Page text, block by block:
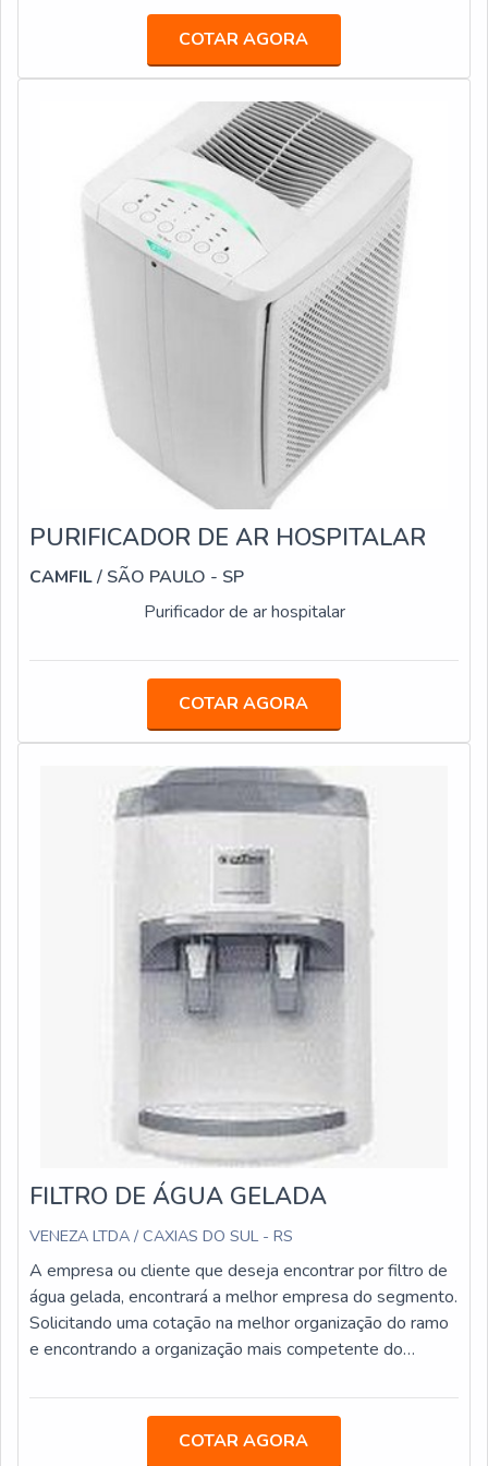
de ponta, como bebedouro stilo hermético e mangueiras
atóxicas com ótima qualidade e
assertividade.Garantimos a satisfação dos clientes
profissionais treinados e altamente qualificados.A
Veneza Filtros é uma empresa que tem se destacado da
concorrência pela seriedade e qualidade que fecha todo
o ciclo de entrega com excelência para cada cliente.
COTAR AGORA
PURIFICADOR DE AR HOSPITALAR
CAMFIL/ SÃO PAULO - SP
Purificador de ar hospitalar
COTAR AGORA
FILTRO DE ÁGUA GELADA
VENEZA LTDA / CAXIAS DO SUL - RS
A empresa ou cliente que deseja encontrar por filtro de
água gelada, encontrará a melhor empresa do segmento.
Solicitando uma cotação na melhor organização do ramo
e encontrando a organização mais competente do
melhores profissionais da Veneza Filtros o cliente
especializada.OUTRAS INFORMAÇÕES SOBRE
COTAR AGORA